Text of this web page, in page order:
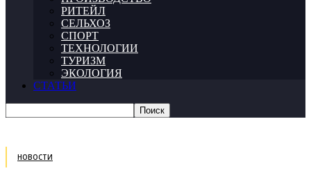
РИТЕЙЛ
СЕЛЬХОЗ
СПОРТ
ТЕХНОЛОГИИ
ТУРИЗМ
ЭКОЛОГИЯ
СТАТЬИ
НОВОСТИ